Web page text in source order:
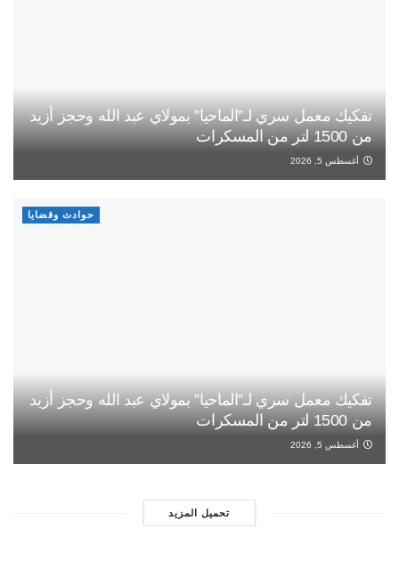
تفكيك معمل سري لـ”الماحيا” بمولاي عبد الله وحجز أزيد
من 1500 لتر من المسكرات
أغسطس 5, 2026
حوادث وقضايا
تفكيك معمل سري لـ”الماحيا” بمولاي عبد الله وحجز أزيد
من 1500 لتر من المسكرات
أغسطس 5, 2026
تحميل المزيد